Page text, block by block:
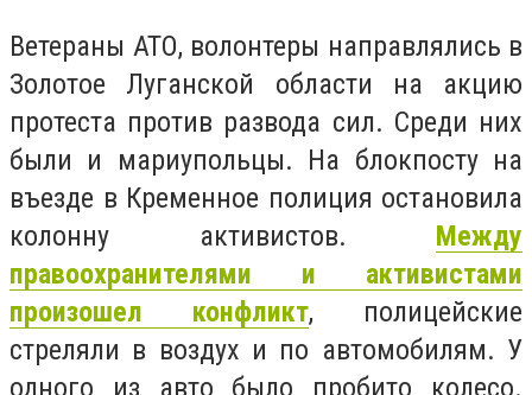
Ветераны АТО, волонтеры направлялись в
Золотое Луганской области на акцию
протеста против развода сил. Среди них
были и мариупольцы. На блокпосту на
въезде в Кременное полиция остановила
колонну активистов. Между
правоохранителями и активистами
произошел конфликт, полицейские
стреляли в воздух и по автомобилям. У
одного из авто было пробито колесо.